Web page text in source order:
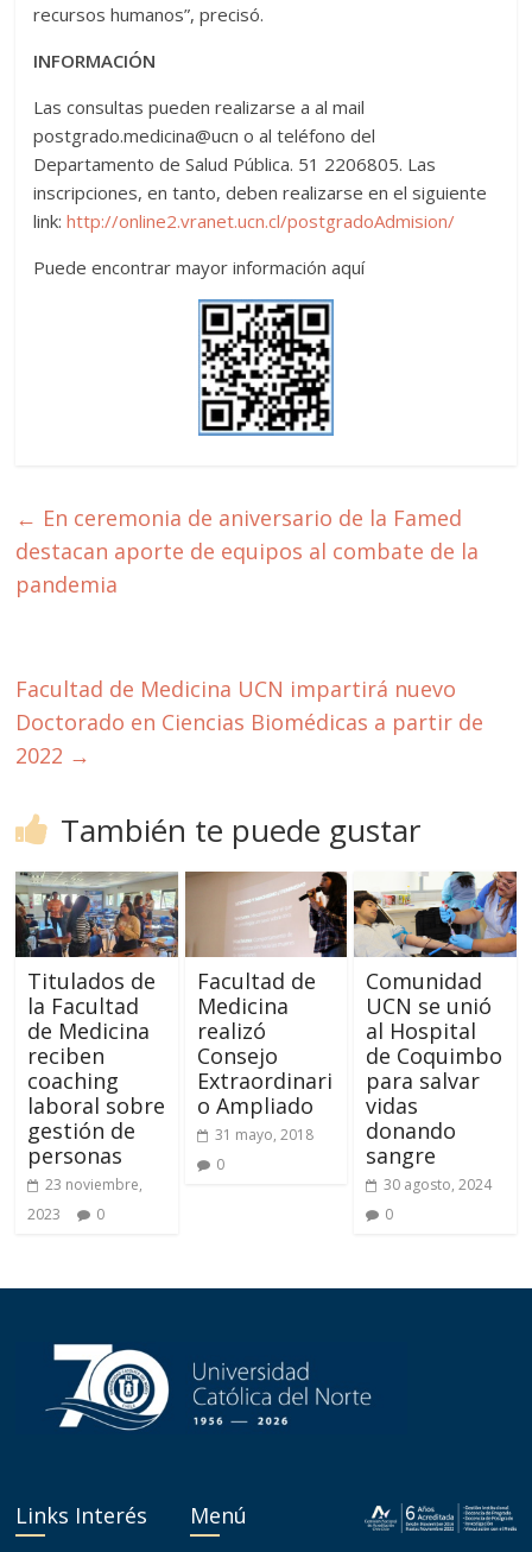
recursos humanos”, precisó.
INFORMACIÓN
Las consultas pueden realizarse a al mail
postgrado.medicina@ucn o al teléfono del
Departamento de Salud Pública. 51 2206805. Las
inscripciones, en tanto, deben realizarse en el siguiente
link:http://online2.vranet.ucn.cl/postgradoAdmision/
Puede encontrar mayor información aquí
← En ceremonia de aniversario de la Famed
destacan aporte de equipos al combate de la
pandemia
Facultad de Medicina UCN impartirá nuevo
Doctorado en Ciencias Biomédicas a partir de
2022 →
También te puede gustar
Titulados de
la Facultad
de Medicina
reciben
coaching
laboral sobre
gestión de
personas
23 noviembre,
2023
0
Facultad de
Medicina
realizó
Consejo
Extraordinari
o Ampliado
31 mayo, 2018
0
Comunidad
UCN se unió
al Hospital
de Coquimbo
para salvar
vidas
donando
sangre
30 agosto, 2024
0
Links Interés Menú